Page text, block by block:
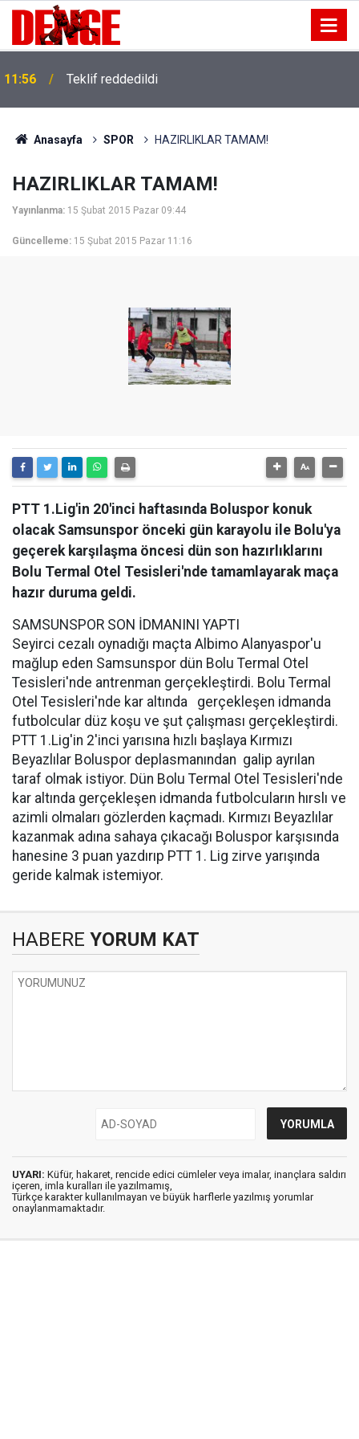
11:56 Teklif reddedildi
Anasayfa SPOR HAZIRLIKLAR TAMAM!
HAZIRLIKLAR TAMAM!
Yayınlanma: 15 Şubat 2015 Pazar 09:44
Güncelleme: 15 Şubat 2015 Pazar 11:16
PTT 1.Lig'in 20'inci haftasında Boluspor konuk
olacak Samsunspor önceki gün karayolu ile Bolu'ya
geçerek karşılaşma öncesi dün son hazırlıklarını
Bolu Termal Otel Tesisleri'nde tamamlayarak maça
hazır duruma geldi.
SAMSUNSPOR SON İDMANINI YAPTI
Seyirci cezalı oynadığı maçta Albimo Alanyaspor'u
mağlup eden Samsunspor dün Bolu Termal Otel
Tesisleri'nde antrenman gerçekleştirdi. Bolu Termal
Otel Tesisleri'nde kar altında gerçekleşen idmanda
futbolcular düz koşu ve şut çalışması gerçekleştirdi.
PTT 1.Lig'in 2'inci yarısına hızlı başlaya Kırmızı
Beyazlılar Boluspor deplasmanından galip ayrılan
taraf olmak istiyor. Dün Bolu Termal Otel Tesisleri'nde
kar altında gerçekleşen idmanda futbolcuların hırslı ve
azimli olmaları gözlerden kaçmadı. Kırmızı Beyazlılar
kazanmak adına sahaya çıkacağı Boluspor karşısında
hanesine 3 puan yazdırıp PTT 1. Lig zirve yarışında
geride kalmak istemiyor.
HABERE YORUM KAT
UYARI: Küfür, hakaret, rencide edici cümleler veya imalar, inançlara saldırı
içeren, imla kuralları ile yazılmamış,
Türkçe karakter kullanılmayan ve büyük harflerle yazılmış yorumlar
onaylanmamaktadır.